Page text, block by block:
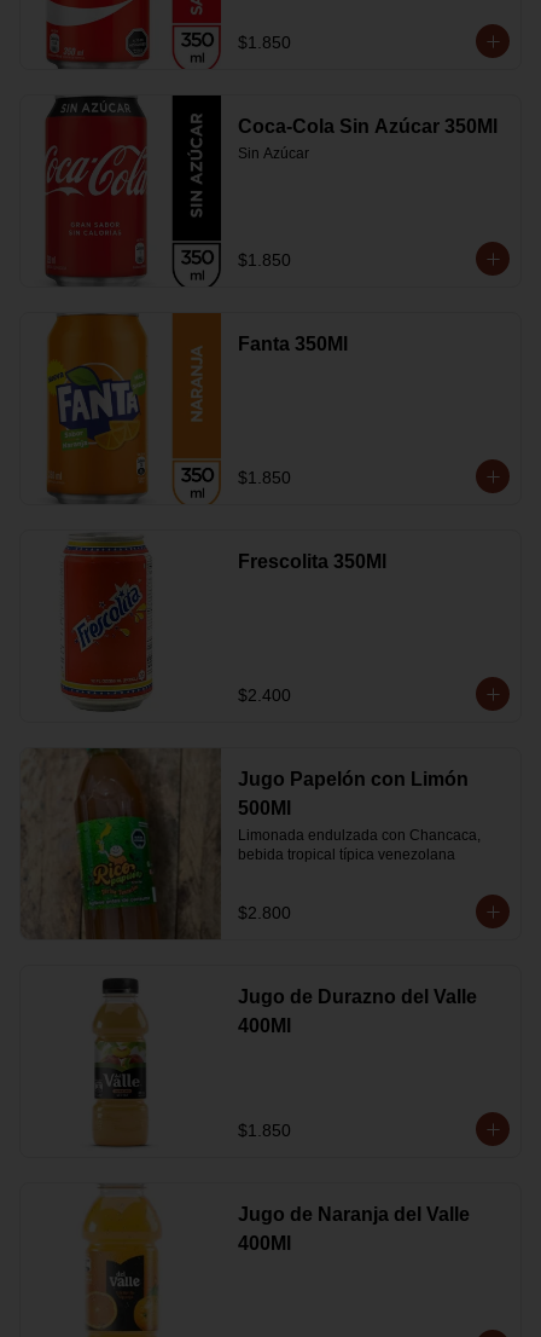
$1.850
Coca-Cola Sin Azúcar 350Ml
Sin Azúcar
$1.850
Fanta 350Ml
$1.850
Frescolita 350Ml
$2.400
Jugo Papelón con Limón
500Ml
Limonada endulzada con Chancaca,
bebida tropical típica venezolana
$2.800
Jugo de Durazno del Valle
400Ml
$1.850
Jugo de Naranja del Valle
400Ml